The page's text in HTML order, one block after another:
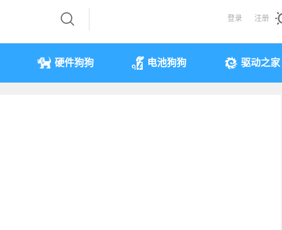
登录 注册
硬件狗狗 电池狗狗 驱动之家